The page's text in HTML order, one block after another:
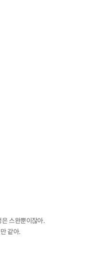
스완뿐이잖아.
같아.